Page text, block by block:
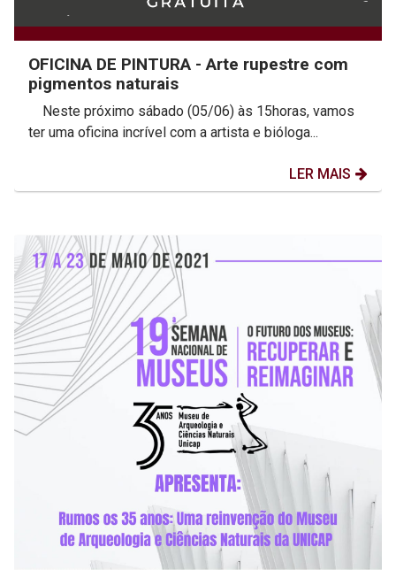
OFICINA DE PINTURA - Arte rupestre com
pigmentos naturais
ter uma oficina incrível com a artista e bióloga...
LER MAIS